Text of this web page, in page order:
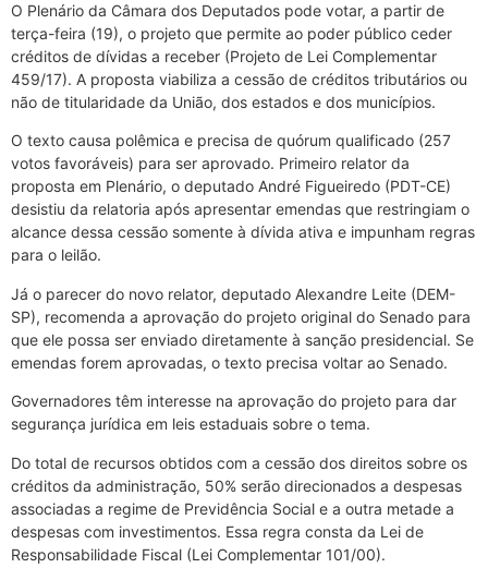
O Plenário da Câmara dos Deputados pode votar, a partir de
terça-feira (19), o projeto que permite ao poder público ceder
créditos de dívidas a receber (Projeto de Lei Complementar
459/17). A proposta viabiliza a cessão de créditos tributários ou
não de titularidade da União, dos estados e dos municípios.
O texto causa polêmica e precisa de quórum qualificado (257
votos favoráveis) para ser aprovado. Primeiro relator da
proposta em Plenário, o deputado André Figueiredo (PDT-CE)
desistiu da relatoria após apresentar emendas que restringiam o
alcance dessa cessão somente à dívida ativa e impunham regras
para o leilão.
Já o parecer do novo relator, deputado Alexandre Leite (DEM-
SP), recomenda a aprovação do projeto original do Senado para
que ele possa ser enviado diretamente à sanção presidencial. Se
emendas forem aprovadas, o texto precisa voltar ao Senado.
Governadores têm interesse na aprovação do projeto para dar
segurança jurídica em leis estaduais sobre o tema.
Do total de recursos obtidos com a cessão dos direitos sobre os
créditos da administração, 50% serão direcionados a despesas
associadas a regime de Previdência Social e a outra metade a
despesas com investimentos. Essa regra consta da Lei de
Responsabilidade Fiscal (Lei Complementar 101/00).